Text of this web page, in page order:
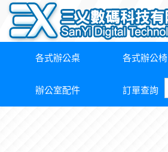
各式辦公桌 各式辦公椅
辦公室配件 訂單查詢